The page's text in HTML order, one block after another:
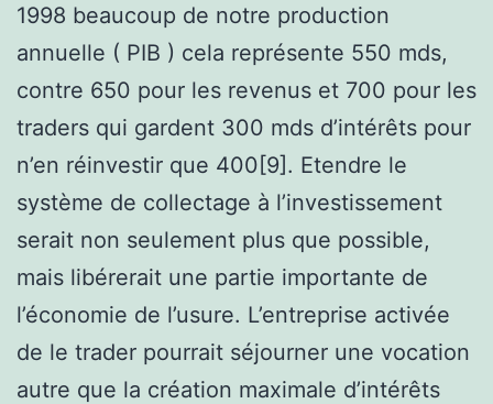
1998 beaucoup de notre production
annuelle ( PIB ) cela représente 550 mds,
contre 650 pour les revenus et 700 pour les
traders qui gardent 300 mds d’intérêts pour
n’en réinvestir que 400[9]. Etendre le
système de collectage à l’investissement
serait non seulement plus que possible,
mais libérerait une partie importante de
l’économie de l’usure. L’entreprise activée
de le trader pourrait séjourner une vocation
autre que la création maximale d’intérêts